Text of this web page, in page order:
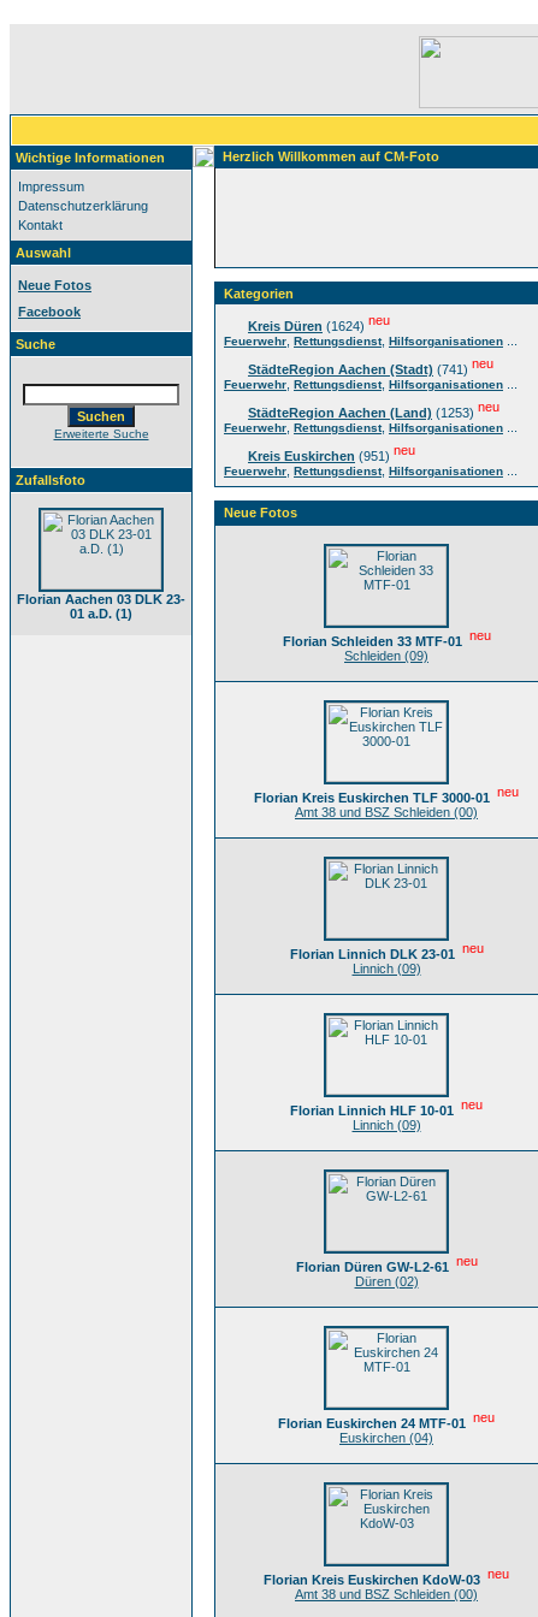
Wichtige Informationen
Impressum
Datenschutzerklärung
Kontakt
Auswahl
Neue Fotos
Facebook
Suche
Erweiterte Suche
Zufallsfoto
Florian Aachen 03 DLK 23-
01 a.D. (1)
Herzlich Willkommen auf CM-Foto
Kategorien
Kreis Düren (1624) neu
Feuerwehr Rettungsdienst, Hilfsorganisationen
StädteRegion Aachen (Stadt) (741) neu
Feuerwehr Rettungsdienst, Hilfsorganisationen
StädteRegion Aachen (Land) (1253) neu
Feuerwehr Rettungsdienst, Hilfsorganisationen
Kreis Euskirchen (951) neu
Feuerwehr Rettungsdienst, Hilfsorganisationen
Neue Fotos
Florian Schleiden 33 MTF-01 neu
Schleiden (09)
Florian Kreis Euskirchen TLF 3000-01 neu
Amt 38 und BSZ Schleiden (00)
Florian Linnich DLK 23-01 neu
Linnich (09)
Florian Linnich HLF 10-01 neu
Linnich (09)
Florian Düren GW-L2-61 neu
Düren (02)
Florian Euskirchen 24 MTF-01 neu
Euskirchen (04)
Florian Kreis Euskirchen KdoW-03 neu
Amt 38 und BSZ Schleiden (00)